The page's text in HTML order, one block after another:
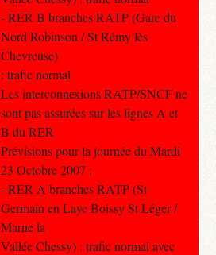
- RER B branches RATP (Gare du
Nord Robinson / St Rémy lès
Chevreuse)
: trafic normal
Les interconnexions RATP/SNCF ne
sont pas assurées sur les lignes A et
B du RER
Prévisions pour la journée du Mardi
23 Octobre 2007 :
- RER A branches RATP (St
Germain en Laye Boissy St Léger /
Marne la
Vallée Chessy) : trafic normal avec